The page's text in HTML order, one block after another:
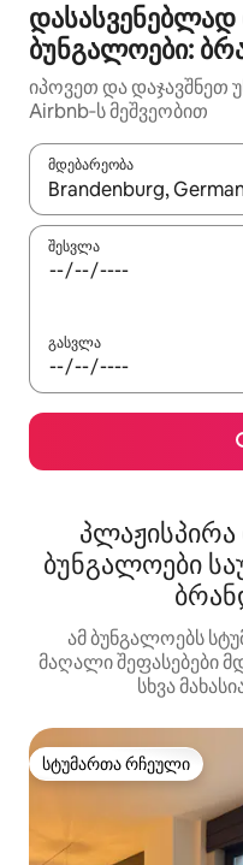
ბუნგალოები:
იპოვეთ და დაჯავშნეთ
Airbnb‑ს მეშვეობით
მდებარეობა
როცა შედეგები
შესვლა
გასვლა
ბუნგალოები
ამ ბუნგალოებს
მაღალი შეფასებები
სხვა
სტუმართა რჩეული
სტუმართა რჩეული